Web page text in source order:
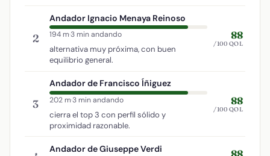
2
Andador Ignacio Menaya Reinoso
194 m·3 min andando
alternativa muy próxima, con buen
equilibrio general.
88
/100 QOL
3
Andador de Francisco Íñiguez
202 m·3 min andando
cierra el top 3 con perfil sólido y
proximidad razonable.
88
/100 QOL
Andador de Giuseppe Verdi 88